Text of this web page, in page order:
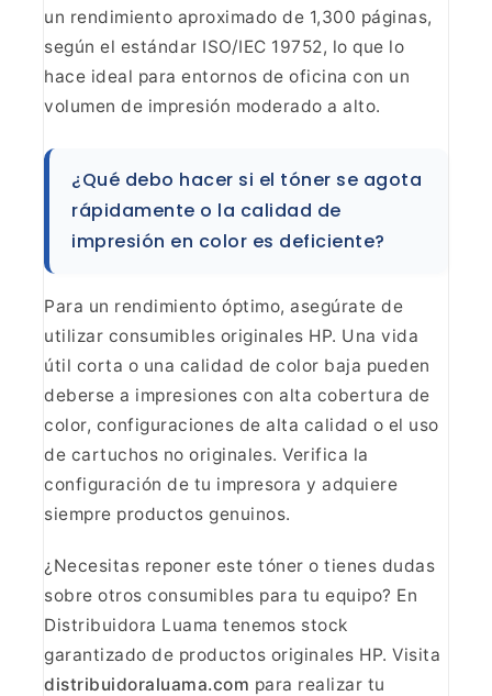
un rendimiento aproximado de 1,300 páginas,
según el estándar ISO/IEC 19752, lo que lo
hace ideal para entornos de oficina con un
volumen de impresión moderado a alto.
¿Qué debo hacer si el tóner se agota
rápidamente o la calidad de
impresión en color es deficiente?
Para un rendimiento óptimo, asegúrate de
utilizar consumibles originales HP. Una vida
útil corta o una calidad de color baja pueden
deberse a impresiones con alta cobertura de
color, configuraciones de alta calidad o el uso
de cartuchos no originales. Verifica la
configuración de tu impresora y adquiere
siempre productos genuinos.
¿Necesitas reponer este tóner o tienes dudas
sobre otros consumibles para tu equipo? En
Distribuidora Luama tenemos stock
garantizado de productos originales HP. Visita
distribuidoraluama.com para realizar tu